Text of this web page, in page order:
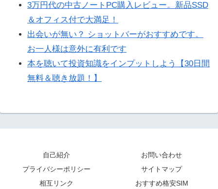
3万円代の中古ノートPC購入レビュー。新品SSD
＆オフィス付で大満足！
出会いが無い？ ショットバーがおすすめです。
お一人様は意外に有利です
本を聴いて投資知識をインプットしよう【30日間
無料＆聴き放題！】
自己紹介
お問い合わせ
プライバシーポリシー
サイトマップ
相互リンク
おすすめ格安SIM